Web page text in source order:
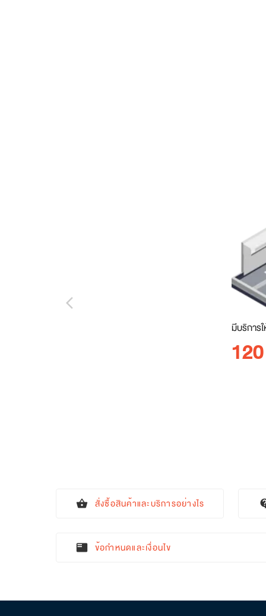
มีบริการ
120
arrow_back_ios_new
shopping_basket สั่งซื้อสินค้าและบริการอย่างไร
featured_play_list ข้อกำหนดและเงื่อนไข